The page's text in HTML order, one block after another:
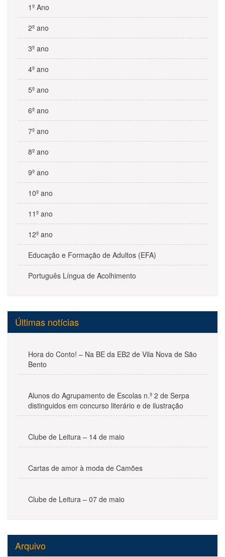
1º Ano
2º ano
3º ano
4º ano
5º ano
6º ano
7º ano
8º ano
9º ano
10º ano
11º ano
12º ano
Educação e Formação de Adultos (EFA)
Português Língua de Acolhimento
Últimas notícias
Hora do Conto! – Na BE da EB2 de Vila Nova de São
Bento
Alunos do Agrupamento de Escolas n.º 2 de Serpa
distinguidos em concurso literário e de ilustração
Clube de Leitura – 14 de maio
Cartas de amor à moda de Camões
Clube de Leitura – 07 de maio
Arquivo